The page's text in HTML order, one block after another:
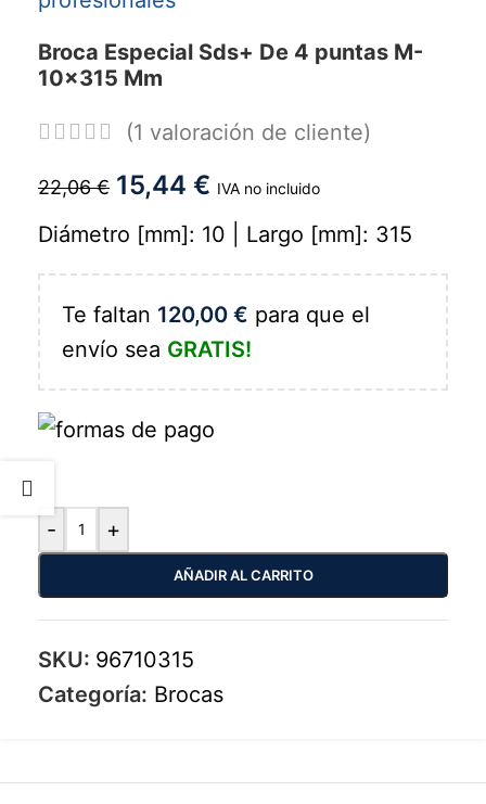
Broca Especial Sds+ De 4 puntas M-
10x315 Mm
(1 valoración de cliente)
22,06€ 15,44 € IVA no incluido
Diámetro [mm]: 10 | Largo [mm]: 315
Te faltan 120,00 € para que el
envío sea GRATIS!
- +
AÑADIR AL CARRITO
SKU: 96710315
Categoría: Brocas